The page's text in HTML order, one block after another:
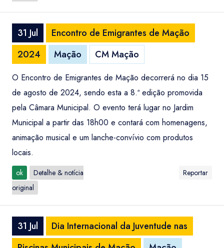
31 Jul
Encontro de Emigrantes de Mação
2024
Mação CM Mação
O Encontro de Emigrantes de Mação decorrerá no dia 15
de agosto de 2024, sendo esta a 8.ª edição promovida
pela Câmara Municipal. O evento terá lugar no Jardim
Municipal a partir das 18h00 e contará com homenagens,
animação musical e um lanche-convívio com produtos
locais.
ok
Detalhe & notícia
original
Reportar
31 Jul
Dia Internacional da Juventude nas